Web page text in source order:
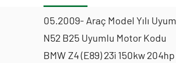
05.2009- Araç Model Yılı
N52 B25 Uyumlu Motor Kodu
BMW Z4 (E89) 23i 150kw